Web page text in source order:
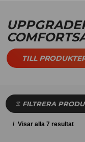
TILL
FILTRERA
Visar alla 7 resultat